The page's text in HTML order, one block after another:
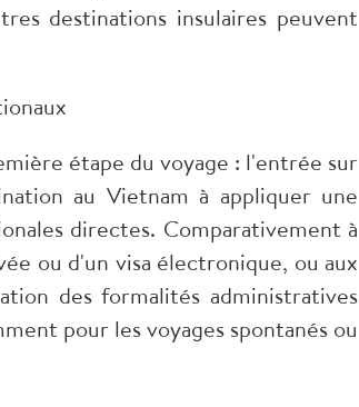
destinations insulaires peuvent
étape du voyage : l'entrée sur
au Vietnam à appliquer une
directes. Comparativement à
ou d'un visa électronique, ou aux
des formalités administratives
pour les voyages spontanés ou